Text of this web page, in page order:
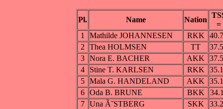
Pl. Name Nation
=
1
Mathilde JOHANNESEN RKK
2
Thea HOLMSEN TT
3 Nora E. BACHER AKK
4
Stine T. KARLSEN RKK
5 Mala G. HANDELAND AKK
6 Oda B. BRUNE BKK
7 Una Ã˜STBERG SKK